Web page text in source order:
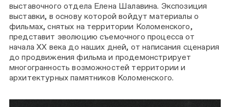
выставочного отдела Елена Шалавина. Экспозиция
выставки, в основу которой войдут материалы о
фильмах, снятых на территории Коломенского,
представит эволюцию съемочного процесса от
начала ХХ века до наших дней, от написания сценария
до продвижения фильма и продемонстрирует
многогранность возможностей территории и
архитектурных памятников Коломенского.